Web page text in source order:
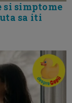
si simptome
sa iti